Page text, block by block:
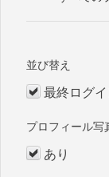
並び替え
最終ログ
プロフィール写
あり